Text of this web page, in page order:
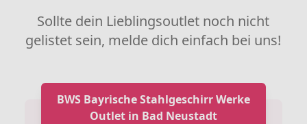
Sollte dein Lieblingsoutlet noch nicht
gelistet sein, melde dich einfach bei uns!
BWS Bayrische Stahlgeschirr Werke
Outlet in Bad Neustadt